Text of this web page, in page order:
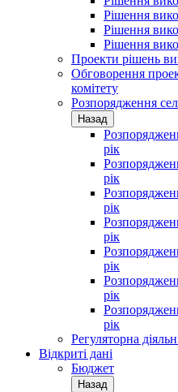
Рішення
Рішення
Рішення
Проекти рішень
Обговорення
комітету
Розпорядження
Назад
рік
рік
рік
рік
рік
рік
рік
Регуляторна
Відкриті дані
Бюджет
Назад